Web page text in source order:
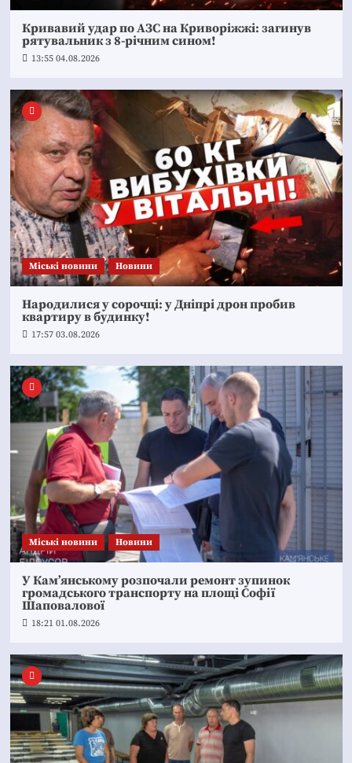
Кривавий удар по АЗС на Криворіжжі: загинув
рятувальник з 8-річним сином!
13:55 04.08.2026
Mіські новини Новини
Народилися у сорочці: у Дніпрі дрон пробив
квартиру в будинку!
17:57 03.08.2026
Mіські новини Новини
У Кам’янському розпочали ремонт зупинок
громадського транспорту на площі Софії
Шаповалової
18:21 01.08.2026